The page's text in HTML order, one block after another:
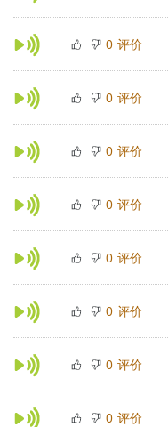
0 评价
0 评价
0 评价
0 评价
0 评价
0 评价
0 评价
0 评价